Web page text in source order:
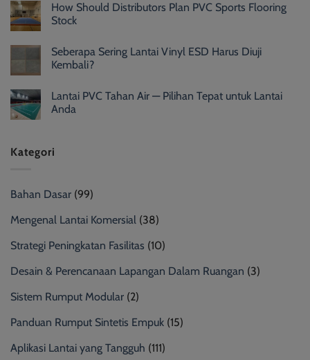
How Should Distributors Plan PVC Sports Flooring
Stock
Seberapa Sering Lantai Vinyl ESD Harus Diuji
Kembali?
Lantai PVC Tahan Air — Pilihan Tepat untuk Lantai
Anda
Kategori
Bahan Dasar (99)
Mengenal Lantai Komersial (38)
Strategi Peningkatan Fasilitas (10)
Desain & Perencanaan Lapangan Dalam Ruangan (3)
Sistem Rumput Modular (2)
Panduan Rumput Sintetis Empuk (15)
Aplikasi Lantai yang Tangguh (111)